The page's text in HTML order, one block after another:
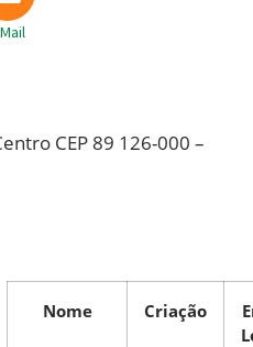
CEP 89 126-000 –
Nome Criação